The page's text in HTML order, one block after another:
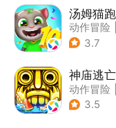
汤姆猫
动作冒险
| 汤姆猫
3.7
神庙逃
动作冒险
| 欧美风
3.5